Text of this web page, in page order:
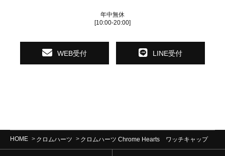
年中無休
[10:00-20:00]
WEB受付 LINE受付
HOME クロムハーツ クロムハーツ Chrome Hearts ワッチキャップ ビ